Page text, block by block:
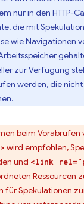
nur in den HTTP-
die mit
wie Navigationen
zur Verfügung
werden, die nicht
beim Vorabrufen
wird empfohlen,
und <link
Ressourcen
für Spekulationen